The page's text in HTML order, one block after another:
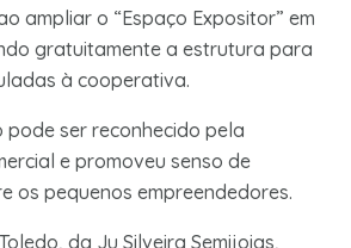
ampliar o “Espaço Expositor” em
gratuitamente a estrutura para
à cooperativa.
pode ser reconhecido pela
e promoveu senso de
os pequenos empreendedores.
da Ju Silveira Semijoias,